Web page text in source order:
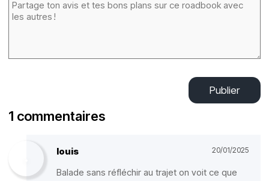
Publier
1 commentaires
louis 20/01/2025
Balade sans réfléchir au trajet on voit ce que